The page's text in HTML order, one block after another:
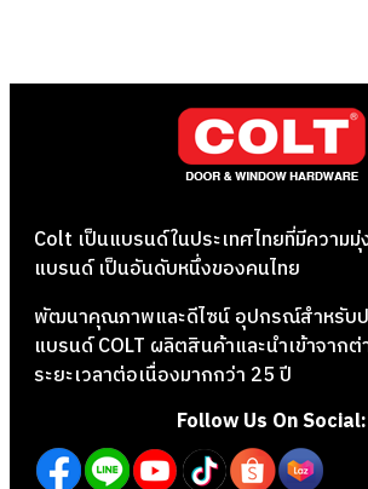
Colt เป็นแบรนด์ในประเทศไทยที่มีความ
แบรนด์ เป็นอันดับหนึ่งของคนไทย
พัฒนาคุณภาพและดีไซน์ อุปกรณ์สำหรับป
แบรนด์ COLT ผลิตสินค้าและนำเข้าจากต่
ระยะเวลาต่อเนื่องมากกว่า 25 ปี
Follow Us On Social: